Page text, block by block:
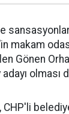
makam
Gönen
adayı